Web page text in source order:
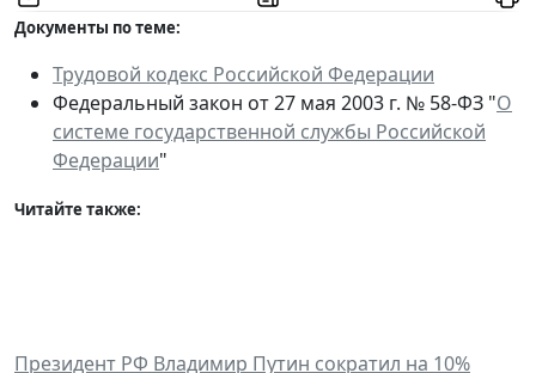
Документы по теме:
Трудовой кодекс Российской Федерации
Федеральный закон от 27 мая 2003 г. № 58-ФЗ "О
системе государственной службы Российской
Федерации"
Читайте также:
Президент РФ Владимир Путин сократил на 10%